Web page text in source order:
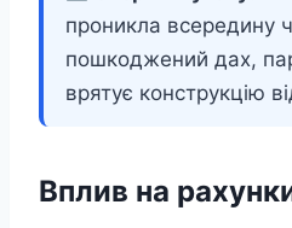
проникла всередину
пошкоджений дах,
врятує конструкцію
Вплив на